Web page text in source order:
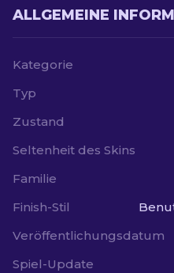
ALLGEMEINE
Kategorie
Typ
Zustand
Seltenheit des Skins
Familie
Finish-Stil
Veröffentlichungsdatum
Spiel-Update